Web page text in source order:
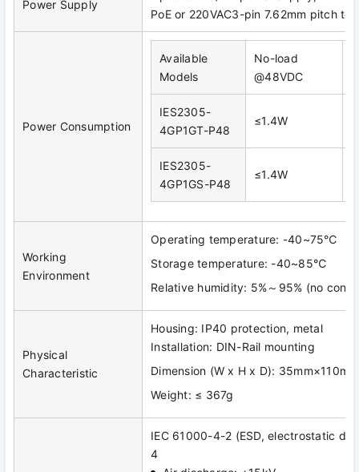
Power Supply
PoE or 220VAC3-pin 7.62mm pitch
Power Consumption
Available
Models
No-load
@48VDC
IES2305-
4GP1GT-P48
≤1.4W
IES2305-
4GP1GS-P48
≤1.4W
Working
Environment
Operating temperature: -40~75℃
Storage temperature: -40~85℃
Relative humidity: 5%～95% (no
Physical
Characteristic
Housing: IP40 protection, metal
Installation: DIN-Rail mounting
Dimension (W x H x D):
Weight: ≤ 367g
IEC 61000-4-2 (ESD, electrostatic
4